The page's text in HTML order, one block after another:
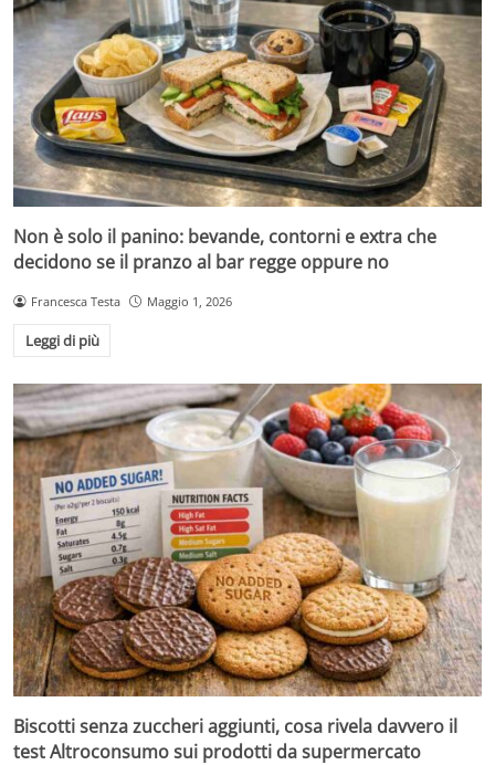
Non è solo il panino: bevande, contorni e extra che
decidono se il pranzo al bar regge oppure no
Francesca Testa Maggio 1, 2026
Leggi di più
Biscotti senza zuccheri aggiunti, cosa rivela davvero il
test Altroconsumo sui prodotti da supermercato